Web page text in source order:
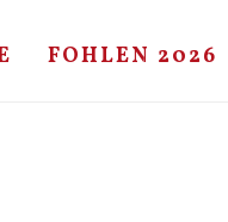
FOHLEN 2026